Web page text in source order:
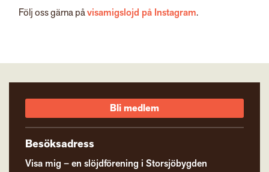
Följ oss gärna påvisamigslojd på Instagram.
Bli medlem
Besöksadress
Visa mig – en slöjdförening i Storsjöbygden